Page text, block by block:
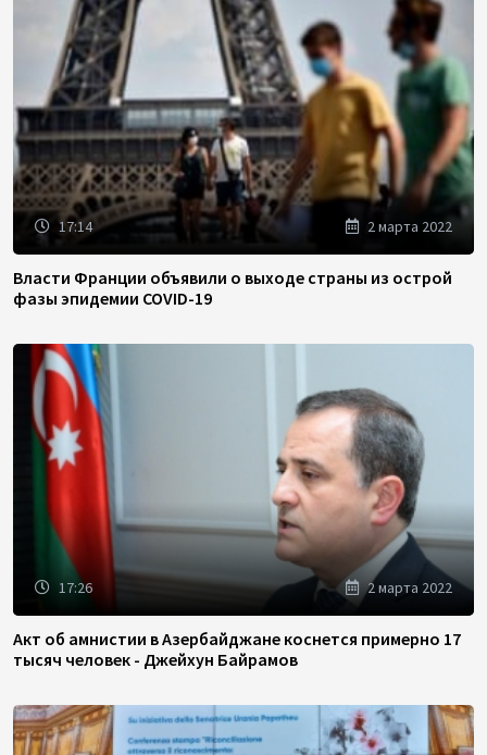
17:14 2 марта 2022
Власти Франции объявили о выходе страны из острой
фазы эпидемии COVID-19
17:26 2 марта 2022
Акт об амнистии в Азербайджане коснется примерно 17
тысяч человек - Джейхун Байрамов